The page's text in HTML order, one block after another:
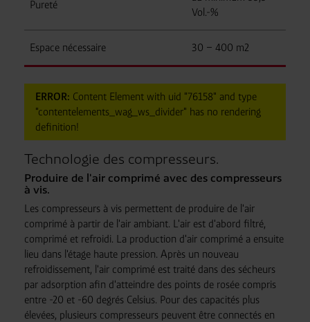
Pureté
Vol.-%
Espace nécessaire 30 – 400 m2
ERROR: Content Element with uid "76158" and type
"contentelements_wag_ws_divider" has no rendering
definition!
Technologie des compresseurs.
Produire de l'air comprimé avec des compresseurs
à vis.
Les compresseurs à vis permettent de produire de l'air
comprimé à partir de l'air ambiant. L'air est d'abord filtré,
comprimé et refroidi. La production d'air comprimé a ensuite
lieu dans l'étage haute pression. Après un nouveau
refroidissement, l'air comprimé est traité dans des sécheurs
par adsorption afin d'atteindre des points de rosée compris
entre -20 et -60 degrés Celsius. Pour des capacités plus
élevées, plusieurs compresseurs peuvent être connectés en